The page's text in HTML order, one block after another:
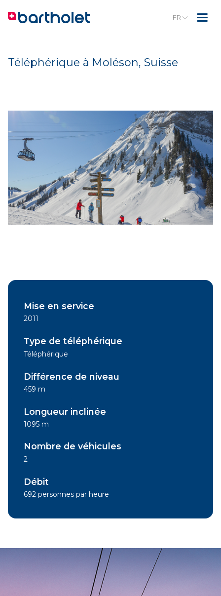
FR
Téléphérique à Moléson, Suisse
Mise en service
2011
Type de téléphérique
Téléphérique
Différence de niveau
459 m
Longueur inclinée
1095 m
Nombre de véhicules
2
Débit
692 personnes par heure